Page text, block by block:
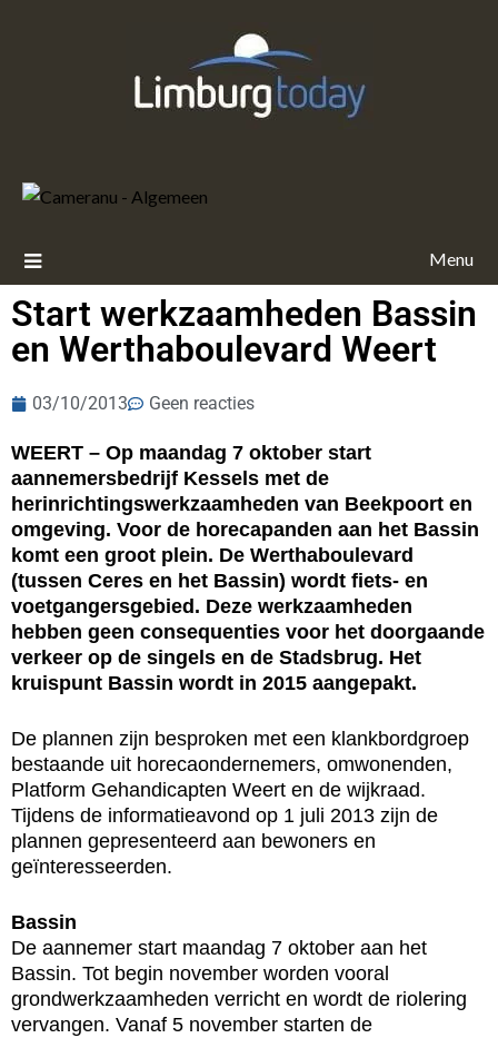
Menu
Start werkzaamheden Bassin
en Werthaboulevard Weert
03/10/2013 Geen reacties
WEERT – Op maandag 7 oktober start
aannemersbedrijf Kessels met de
herinrichtingswerkzaamheden van Beekpoort en
omgeving. Voor de horecapanden aan het Bassin
komt een groot plein. De Werthaboulevard
(tussen Ceres en het Bassin) wordt fiets- en
voetgangersgebied. Deze werkzaamheden
hebben geen consequenties voor het doorgaande
verkeer op de singels en de Stadsbrug. Het
kruispunt Bassin wordt in 2015 aangepakt.
De plannen zijn besproken met een klankbordgroep
bestaande uit horecaondernemers, omwonenden,
Platform Gehandicapten Weert en de wijkraad.
Tijdens de informatieavond op 1 juli 2013 zijn de
plannen gepresenteerd aan bewoners en
geïnteresseerden.
Bassin
De aannemer start maandag 7 oktober aan het
Bassin. Tot begin november worden vooral
grondwerkzaamheden verricht en wordt de riolering
vervangen. Vanaf 5 november starten de